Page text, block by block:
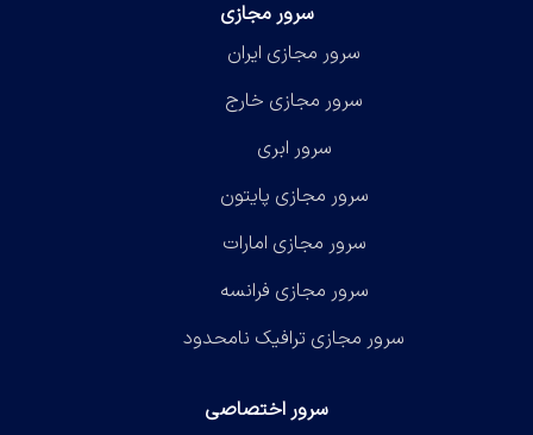
سرور مجازی
سرور مجازی ایران
سرور مجازی خارج
سرور ابری
سرور مجازی پایتون
سرور مجازی امارات
سرور مجازی فرانسه
سرور مجازی ترافیک نامحدود
سرور اختصاصی